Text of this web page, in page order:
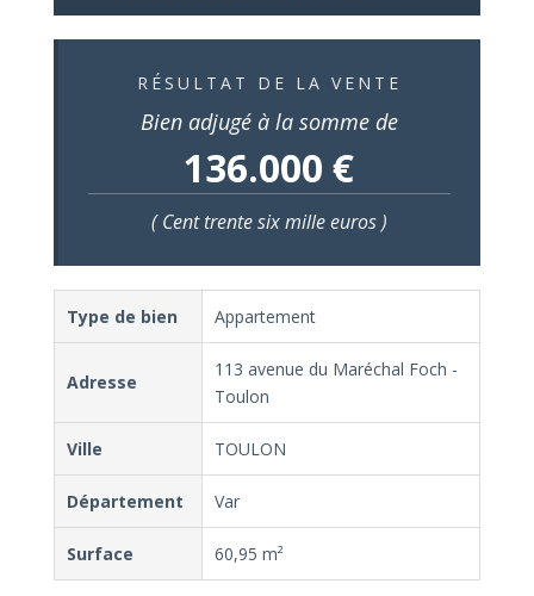
RÉSULTAT DE LA VENTE
Bien adjugé à la somme de
136.000 €
( Cent trente six mille euros )
Type de bien Appartement
Adresse
113 avenue du Maréchal Foch -
Toulon
Ville TOULON
Département Var
Surface 60,95 m²